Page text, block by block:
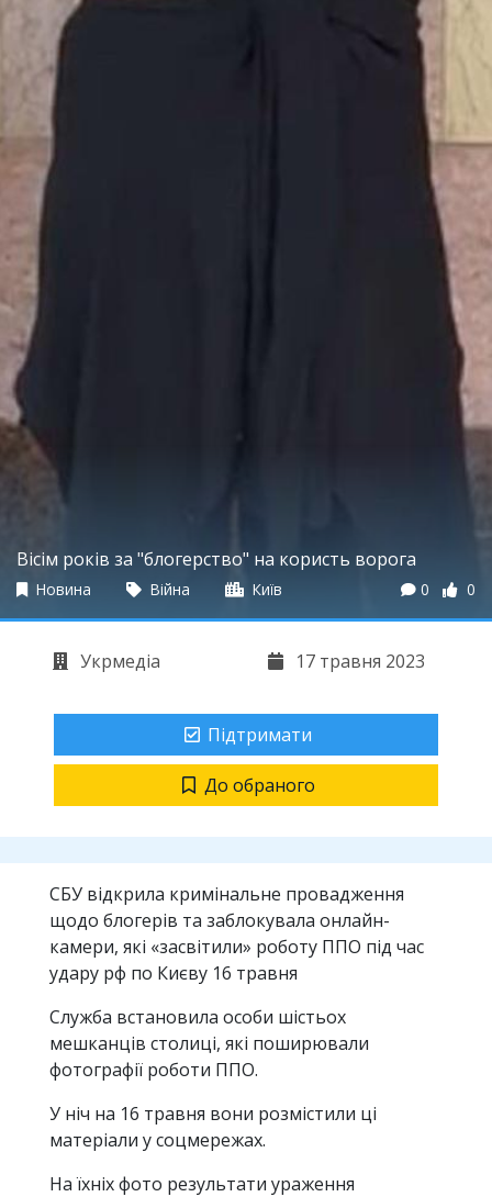
Вісім років за "блогерство" на користь ворога
Новина Війна Київ 0 0
Укрмедіа 17 травня 2023
Підтримати
До обраного
СБУ відкрила кримінальне провадження
щодо блогерів та заблокувала онлайн-
камери, які «засвітили» роботу ППО під час
удару рф по Києву 16 травня
Служба встановила особи шістьох
мешканців столиці, які поширювали
фотографії роботи ППО.
У ніч на 16 травня вони розмістили ці
матеріали у соцмережах.
На їхніх фото результати ураження